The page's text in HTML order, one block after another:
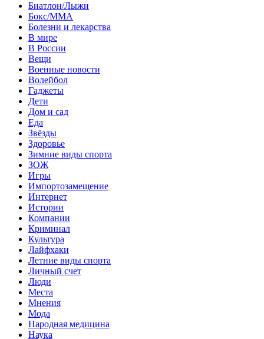
Биатлон/Лыжи
Бокс/MMA
Болезни и лекарства
В мире
В России
Вещи
Военные новости
Волейбол
Гаджеты
Дети
Дом и сад
Еда
Звёзды
Здоровье
Зимние виды спорта
ЗОЖ
Игры
Импортозамещение
Интернет
Истории
Компании
Криминал
Культура
Лайфхаки
Летние виды спорта
Личный счет
Люди
Места
Мнения
Мода
Народная медицина
Наука